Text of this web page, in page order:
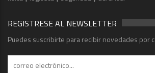
REGISTRESE AL NEWSLETTER
Puedes suscribirte para recibir novedades por